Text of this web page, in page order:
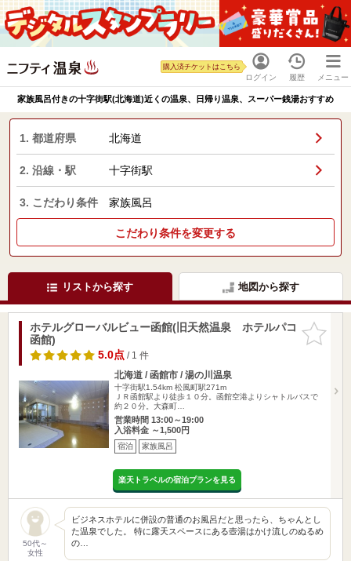
ログイン
購入済チケットはこちら
履歴 メニュー
家族風呂付きの十字街駅(北海道)近くの温泉、日帰り温泉、スーパー銭湯おすすめ
1. 都道府県 北海道
2. 沿線・駅 十字街駅
3. こだわり条件 家族風呂
こだわり条件を変更する
リストから探す 地図から探す
お気に入
りに追加
ホテルグローバルビュー函館(旧天然温泉 ホテルパコ
函館)
5.0点/ 1 件
北海道 / 函館市 / 湯の川温泉
十字街駅1.54km 松風町駅271m
ＪＲ函館駅より徒歩１０分。函館空港よりシャトルバスで
約２０分。大森町…
営業時間 13:00～19:00
入浴料金 ～1,500円
宿泊 家族風呂
楽天トラベルの宿泊プランを見る
50代～
女性
ビジネスホテルに併設の普通のお風呂だと思ったら、ちゃんとし
た温泉でした。 特に露天スペースにある壺湯はかけ流しのぬるめ
の…